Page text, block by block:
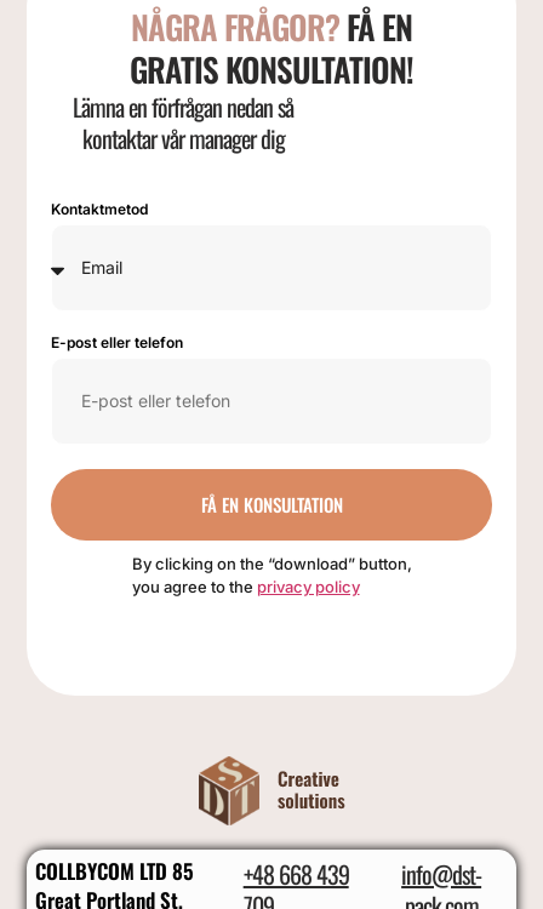
NÅGRA FRÅGOR?FÅ EN
GRATIS KONSULTATION!
Lämna en förfrågan nedan så
kontaktar vår manager dig
Kontaktmetod
E-post eller telefon
FÅ EN KONSULTATION
By clicking on the “download” button,
you agree to the privacy policy
COLLBYCOM LTD 85
Great Portland St,
+48 668 439
info@dst-